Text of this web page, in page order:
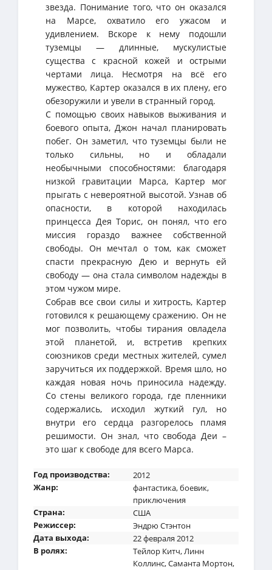
звезда. Понимание того, что он оказался
на Марсе, охватило его ужасом и
удивлением. Вскоре к нему подошли
туземцы — длинные, мускулистые
существа с красной кожей и острыми
чертами лица. Несмотря на всё его
мужество, Картер оказался в их плену, его
обезоружили и увели в странный город.
С помощью своих навыков выживания и
боевого опыта, Джон начал планировать
побег. Он заметил, что туземцы были не
только сильны, но и обладали
необычными способностями: благодаря
низкой гравитации Марса, Картер мог
прыгать с невероятной высотой. Узнав об
опасности, в которой находилась
принцесса Дея Торис, он понял, что его
миссия гораздо важнее собственной
свободы. Он мечтал о том, как сможет
спасти прекрасную Дею и вернуть ей
свободу — она стала символом надежды в
этом чужом мире.
Собрав все свои силы и хитрость, Картер
готовился к решающему сражению. Он не
мог позволить, чтобы тирания овладела
этой планетой, и, встретив крепких
союзников среди местных жителей, сумел
заручиться их поддержкой. Время шло, но
каждая новая ночь приносила надежду.
Со стены великого города, где пленники
содержались, исходил жуткий гул, но
внутри его сердца разгорелось пламя
решимости. Он знал, что свобода Деи –
это шаг к свободе для всего Марса.
Год производства:
2012
Жанр:
фантастика,боевик,
приключения
Страна:
США
Режиссер:
Эндрю Стэнтон
Дата выхода:
22 февраля 2012
В ролях:
Тейлор Китч,Линн
Коллинс,Саманта Мортон,